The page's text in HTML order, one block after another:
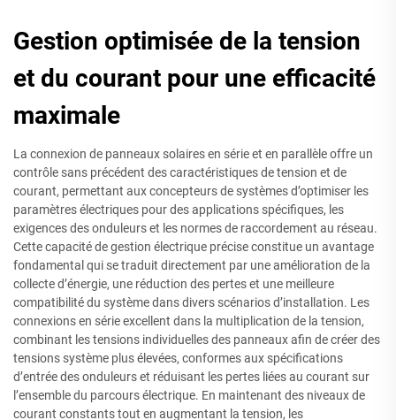
Gestion optimisée de la tension
et du courant pour une efficacité
maximale
La connexion de panneaux solaires en série et en parallèle offre un
contrôle sans précédent des caractéristiques de tension et de
courant, permettant aux concepteurs de systèmes d’optimiser les
paramètres électriques pour des applications spécifiques, les
exigences des onduleurs et les normes de raccordement au réseau.
Cette capacité de gestion électrique précise constitue un avantage
fondamental qui se traduit directement par une amélioration de la
collecte d’énergie, une réduction des pertes et une meilleure
compatibilité du système dans divers scénarios d’installation. Les
connexions en série excellent dans la multiplication de la tension,
combinant les tensions individuelles des panneaux afin de créer des
tensions système plus élevées, conformes aux spécifications
d’entrée des onduleurs et réduisant les pertes liées au courant sur
l’ensemble du parcours électrique. En maintenant des niveaux de
courant constants tout en augmentant la tension, les